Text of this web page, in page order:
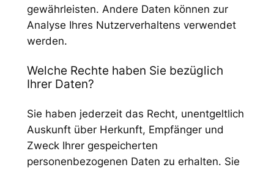
gewährleisten. Andere Daten können zur
Analyse Ihres Nutzerverhaltens verwendet
werden.
Welche Rechte haben Sie bezüglich
Ihrer Daten?
Sie haben jederzeit das Recht, unentgeltlich
Auskunft über Herkunft, Empfänger und
Zweck Ihrer gespeicherten
personenbezogenen Daten zu erhalten. Sie